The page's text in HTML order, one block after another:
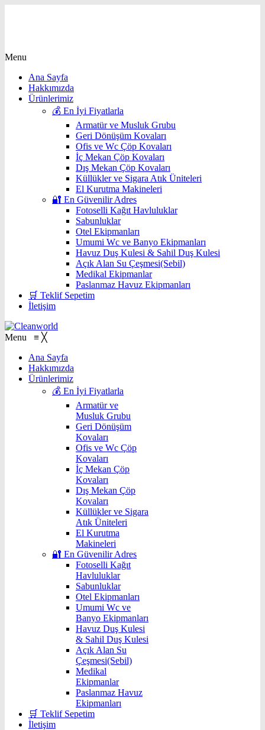
Menu
Ana Sayfa
Hakkımızda
Ürünlerimiz
💰 En İyi Fiyatlarla
Armatür ve Musluk Grubu
Geri Dönüşüm Kovaları
Ofis ve Wc Çöp Kovaları
İç Mekan Çöp Kovaları
Dış Mekan Çöp Kovaları
Küllükler ve Sigara Atık Üniteleri
El Kurutma Makineleri
🔐 En Güvenilir Adres
Fotoselli Kağıt Havluluklar
Sabunluklar
Otel Ekipmanları
Umumi Wc ve Banyo Ekipmanları
Havuz Duş Kulesi & Sahil Duş Kulesi
Açık Alan Su Çeşmesi(Sebil)
Medikal Ekipmanlar
Paslanmaz Havuz Ekipmanları
🛒 Teklif Sepetim
İletişim
Menu ≡ ╳
Ana Sayfa
Hakkımızda
Ürünlerimiz
💰 En İyi Fiyatlarla
Armatür ve
Musluk Grubu
Geri Dönüşüm
Kovaları
Ofis ve Wc Çöp
Kovaları
İç Mekan Çöp
Kovaları
Dış Mekan Çöp
Kovaları
Küllükler ve Sigara
Atık Üniteleri
El Kurutma
Makineleri
🔐 En Güvenilir Adres
Fotoselli Kağıt
Havluluklar
Sabunluklar
Otel Ekipmanları
Umumi Wc ve
Banyo Ekipmanları
Havuz Duş Kulesi
& Sahil Duş Kulesi
Açık Alan Su
Çeşmesi(Sebil)
Medikal
Ekipmanlar
Paslanmaz Havuz
Ekipmanları
🛒 Teklif Sepetim
İletişim